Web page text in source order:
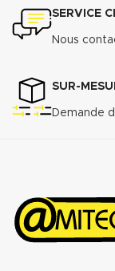
SERVICE
Nous
SUR-
Demande